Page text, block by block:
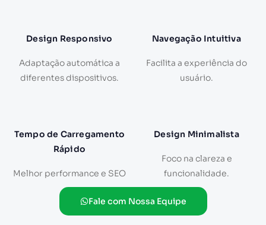
Design Responsivo
Adaptação automática a
diferentes dispositivos.
Navegação Intuitiva
Facilita a experiência do
usuário.
Tempo de Carregamento
Rápido
Melhor performance e SEO
Design Minimalista
Foco na clareza e
funcionalidade.
Fale com Nossa Equipe